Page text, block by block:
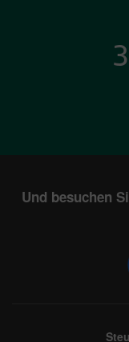
Und besuchen